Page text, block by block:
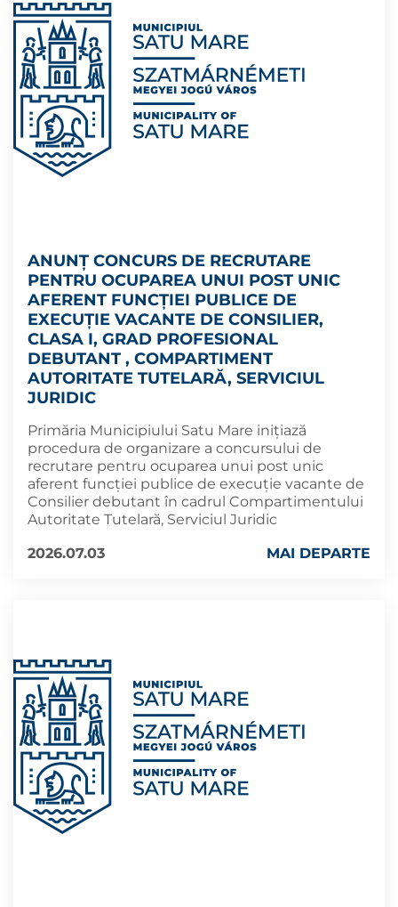
ANUNȚ CONCURS DE RECRUTARE
PENTRU OCUPAREA UNUI POST UNIC
AFERENT FUNCȚIEI PUBLICE DE
EXECUȚIE VACANTE DE CONSILIER,
CLASA I, GRAD PROFESIONAL
DEBUTANT , COMPARTIMENT
AUTORITATE TUTELARĂ, SERVICIUL
JURIDIC
Primăria Municipiului Satu Mare inițiază
procedura de organizare a concursului de
recrutare pentru ocuparea unui post unic
aferent funcției publice de execuție vacante de
Consilier debutant în cadrul Compartimentului
Autoritate Tutelară, Serviciul Juridic
2026.07.03
MAI DEPARTE